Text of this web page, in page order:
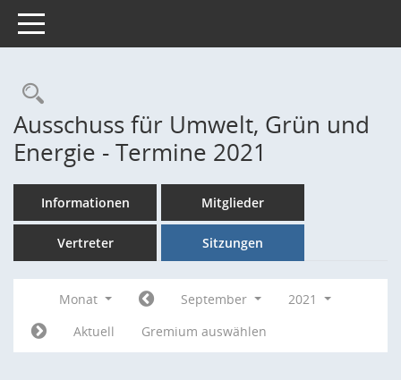
Toggle navigation
Rechercheauswahl
Ausschuss für Umwelt, Grün und
Energie - Termine 2021
Informationen Mitglieder
Vertreter Sitzungen
Monat September
2021
Aktuell
Gremium auswählen